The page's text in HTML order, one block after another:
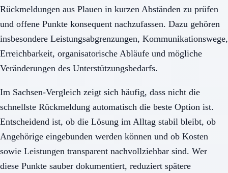
Rückmeldungen aus Plauen in kurzen Abständen zu prüfen
und offene Punkte konsequent nachzufassen. Dazu gehören
insbesondere Leistungsabgrenzungen, Kommunikationswege,
Erreichbarkeit, organisatorische Abläufe und mögliche
Veränderungen des Unterstützungsbedarfs.
Im Sachsen-Vergleich zeigt sich häufig, dass nicht die
schnellste Rückmeldung automatisch die beste Option ist.
Entscheidend ist, ob die Lösung im Alltag stabil bleibt, ob
Angehörige eingebunden werden können und ob Kosten
sowie Leistungen transparent nachvollziehbar sind. Wer
diese Punkte sauber dokumentiert, reduziert spätere